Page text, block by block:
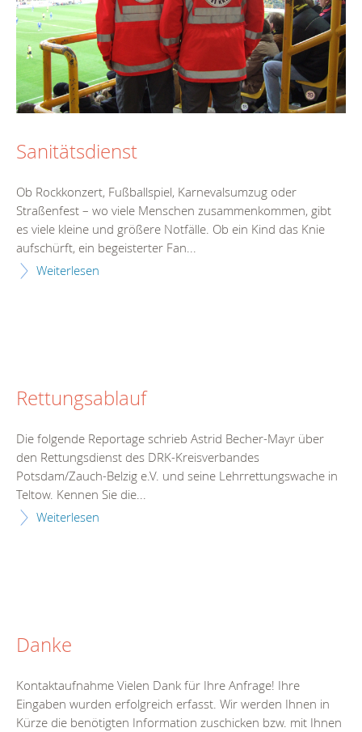
Sanitätsdienst
Ob Rockkonzert, Fußballspiel, Karnevalsumzug oder
Straßenfest – wo viele Menschen zusammenkommen, gibt
es viele kleine und größere Notfälle. Ob ein Kind das Knie
aufschürft, ein begeisterter Fan...
Weiterlesen
Rettungsablauf
Die folgende Reportage schrieb Astrid Becher-Mayr über
den Rettungsdienst des DRK-Kreisverbandes
Potsdam/Zauch-Belzig e.V. und seine Lehrrettungswache in
Teltow. Kennen Sie die...
Weiterlesen
Danke
Kontaktaufnahme Vielen Dank für Ihre Anfrage! Ihre
Eingaben wurden erfolgreich erfasst. Wir werden Ihnen in
Kürze die benötigten Information zuschicken bzw. mit Ihnen